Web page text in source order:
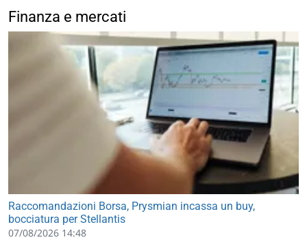
Finanza e mercati
Raccomandazioni Borsa, Prysmian incassa un buy,
bocciatura per Stellantis
07/08/2026 14:48